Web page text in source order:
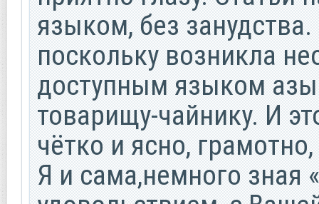
языком, без
поскольку возникла
доступным языком
товарищу-чайнику. И
чётко и ясно,
Я и сама,немного зная